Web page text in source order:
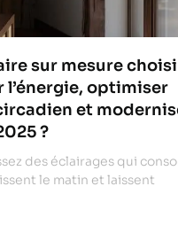
sur mesure
l’énergie, optimiser
et
?
des éclairages qui
le matin et laissent